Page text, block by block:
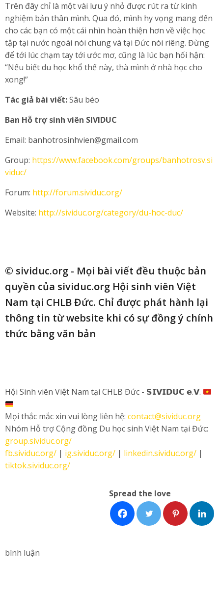
Trên đây chỉ là một vài lưu ý nhỏ được rút ra từ kinh
nghiệm bản thân mình. Qua đó, mình hy vọng mang đến
cho các bạn có một cái nhìn hoàn thiện hơn về việc học
tập tại nước ngoài nói chung và tại Đức nói riêng. Đừng
để tới lúc chạm tay tới ước mơ, cũng là lúc bạn hối hận:
“Nếu biết du học khổ thế này, thà mình ở nhà học cho
xong!”
Tác giả bài viết:Sâu béo
Ban Hỗ trợ sinh viên SIVIDUC
Email: banhotrosinhvien@gmail.com
Group: https://www.facebook.com/groups/banhotrosv.si
viduc/
Forum: http://forum.sividuc.org/
Website: http://sividuc.org/category/du-hoc-duc/
© sividuc.org - Mọi bài viết đều thuộc bản
quyền của sividuc.org Hội sinh viên Việt
Nam tại CHLB Đức. Chỉ được phát hành lại
thông tin từ website khi có sự đồng ý chính
thức bằng văn bản
Hội Sinh viên Việt Nam tại CHLB Đức - 𝗦𝗜𝗩𝗜𝗗𝗨𝗖 𝗲.𝗩.
Mọi thắc mắc xin vui lòng liên hệ: contact@sividuc.org
Nhóm Hỗ trợ Cộng đồng Du học sinh Việt Nam tại Đức:
group.sividuc.org/
fb.sividuc.org/ | ig.sividuc.org/ | linkedin.sividuc.org/ |
tiktok.sividuc.org/
Spread the love
bình luận